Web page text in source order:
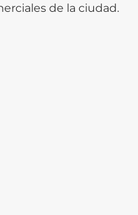
de la ciudad.